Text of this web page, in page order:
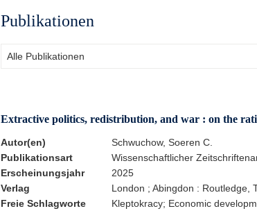
Publikationen
Extractive politics, redistribution, and war : on the
Autor(en)
Schwuchow, Soeren C.
Publikationsart
Wissenschaftlicher
Erscheinungsjahr
2025
Verlag
London ; Abingdon : Routledge,
Freie Schlagworte
Kleptokracy; Economic